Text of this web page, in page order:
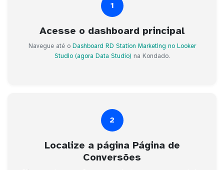
1
Acesse o dashboard principal
Navegue até o Dashboard RD Station Marketing no Looker
Studio (agora Data Studio) na Kondado.
2
Localize a página Página de
Conversões